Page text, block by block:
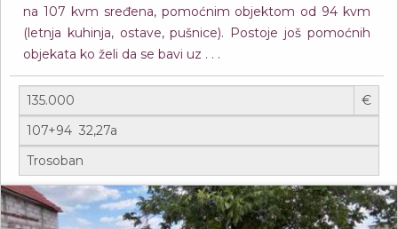
na 107 kvm sređena, pomoćnim objektom od 94 kvm
(letnja kuhinja, ostave, pušnice). Postoje još pomoćnih
objekata ko želi da se bavi uz . . .
€